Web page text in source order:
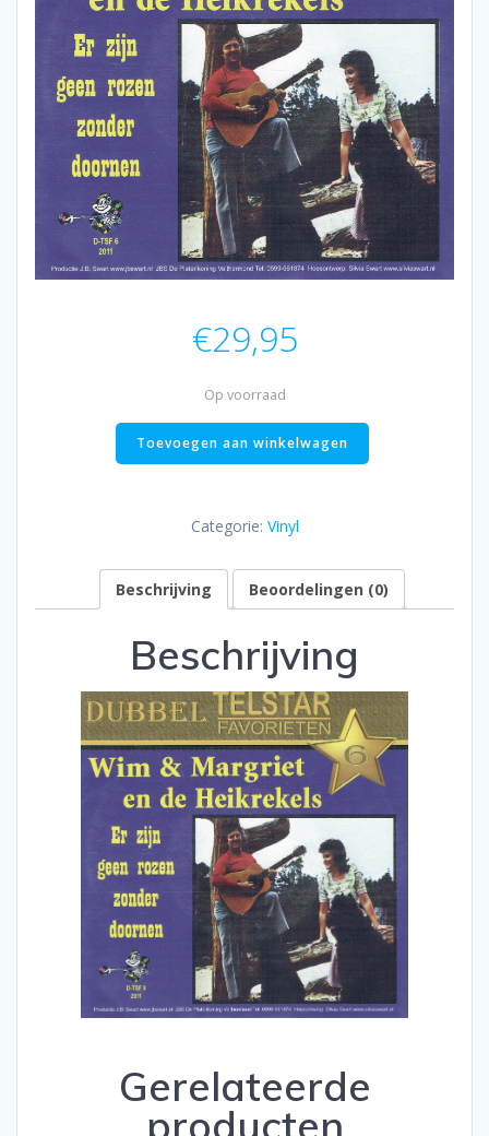
€29,95
Op voorraad
.Wim
&
en
de
zijn
geen
rozen
zonder
doornen
/
jou
op
een
bank
aantal
Toevoegen aan winkelwagen
Categorie: Vinyl
Beschrijving Beoordelingen (0)
Beschrijving
Gerelateerde
producten